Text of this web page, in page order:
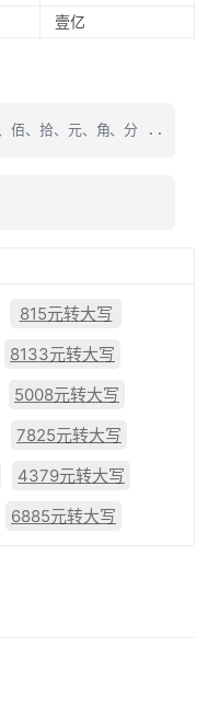
壹亿
佰、拾、元、角、分 ..
815元转大写
8133元转大写
5008元转大写
7825元转大写
4379元转大写
6885元转大写